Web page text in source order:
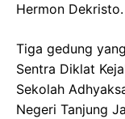
Hermon Dekristo.
Tiga gedung
Sentra Diklat
Sekolah
Negeri Tanjung